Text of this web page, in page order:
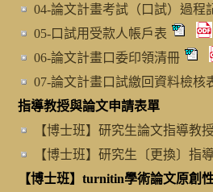
04-論文計畫考試（口試）過程
05-口試用受款人帳戶表
06-論文計畫口委印領清冊
07-論文計畫口試繳回資料檢核
指導教授與論文申請表單
【博士班】研究生論文指導教
【博士班】研究生〔更換〕指
【博士班】turnitin學術論文原創